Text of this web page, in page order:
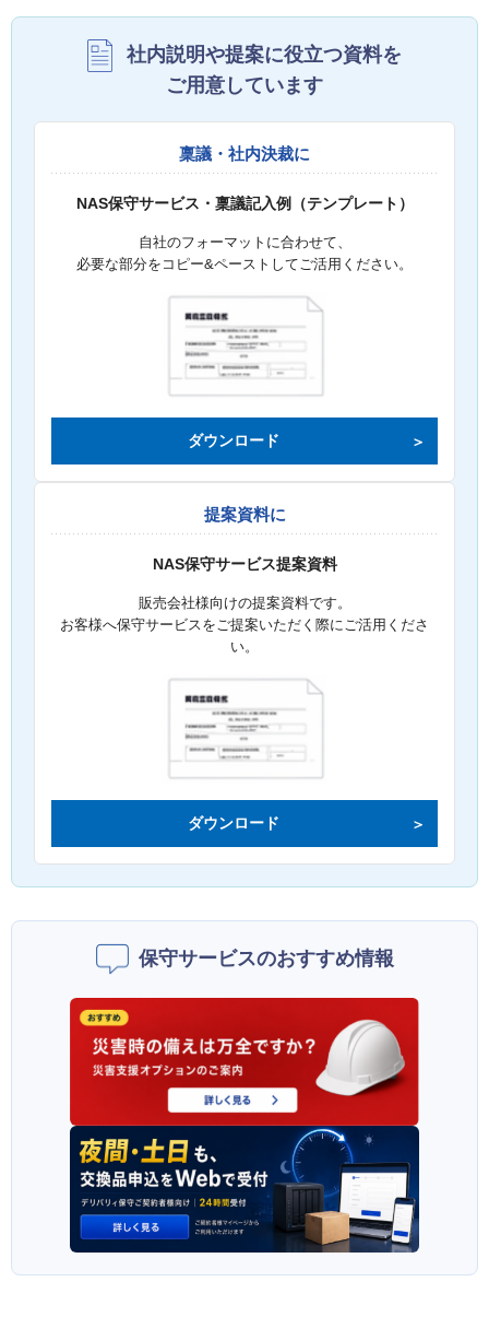
社内説明や提案に役立つ資料を
ご用意しています
稟議・社内決裁に
NAS保守サービス・稟議記入例（テンプレート）
自社のフォーマットに合わせて、
必要な部分をコピー&ペーストしてご活用ください。
ダウンロード
提案資料に
NAS保守サービス提案資料
販売会社様向けの提案資料です。
お客様へ保守サービスをご提案いただく際にご活用くださ
い。
ダウンロード
保守サービスのおすすめ情報